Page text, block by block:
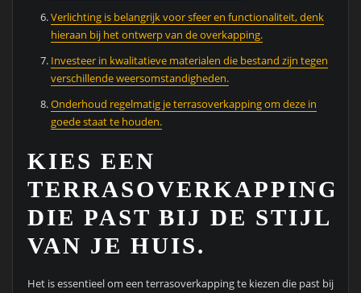
Verlichting is belangrijk voor sfeer en functionaliteit, denk
hieraan bij het ontwerp van de overkapping.
Investeer in kwalitatieve materialen die bestand zijn tegen
verschillende weersomstandigheden.
Onderhoud regelmatig je terrasoverkapping om deze in
goede staat te houden.
KIES EEN
TERRASOVERKAPPING
DIE PAST BIJ DE STIJL
VAN JE HUIS.
Het is essentieel om een terrasoverkapping te kiezen die past bij